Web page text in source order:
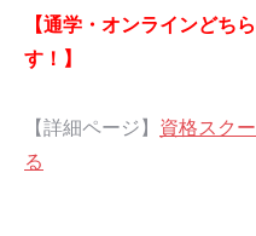
【通学・オンラインどち
す！】
【詳細ページ】 資格スク
る